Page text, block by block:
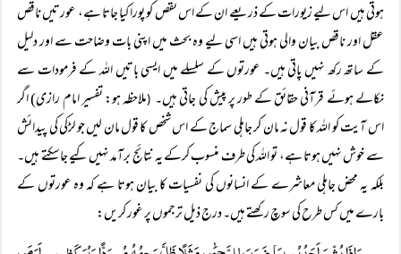
ہوتی ہیں اس لیے زیورات کے ذریعے ان کے اس نقص کو پورا کیا جاتا ہے، عورتیں ناقص
عقل اور ناقص بیان والی ہوتی ہیں اسی لیے وہ بحث میں اپنی بات وضاحت سے اور دلیل
کے ساتھ رکھ نہیں پاتی ہیں۔ عورتوں کے سلسلے میں ایسی باتیں اللہ کے فرمودات سے
نکالے ہوئے قرآنی حقائق کے طور پر پیش کی جاتی ہیں۔ (ملاحظہ ہو: تفسیر امام رازی) اگر
اس آیت کو اللہ کا قول نہ مان کر جاہلی سماج کے اس شخص کا قول مان لیں جو لڑکی کی پیدائش
سے خوش نہیں ہوتا ہے، تو اللہ کی طرف منسوب کرکے یہ نتائج برآمد نہیں کیے جاسکتے ہیں۔
بلکہ یہ محض جاہلی معاشرے کے انسانوں کی نفسیات کا بیان ہوتا ہے کہ وہ عورتوں کے
بارے میں کس طرح کی سوچ رکھتے ہیں۔ درج ذیل ترجموں پر غور کریں: